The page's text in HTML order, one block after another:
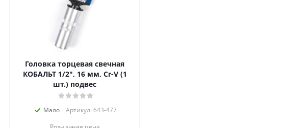
Головка торцевая свечная
КОБАЛЬТ 1/2", 16 мм, Cr-V (1
шт.) подвес
Мало
Артикул: 643-477